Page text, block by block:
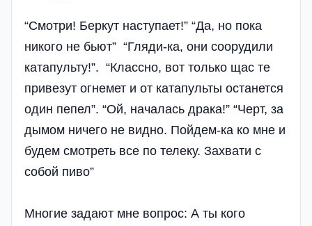
“Смотри! Беркут наступает!” “Да, но пока
никого не бьют” “Гляди-ка, они соорудили
катапульту!”. “Классно, вот только щас те
привезут огнемет и от катапульты останется
один пепел”. “Ой, началась драка!” “Черт, за
дымом ничего не видно. Пойдем-ка ко мне и
будем смотреть все по телеку. Захвати с
собой пиво”
Многие задают мне вопрос: А ты кого